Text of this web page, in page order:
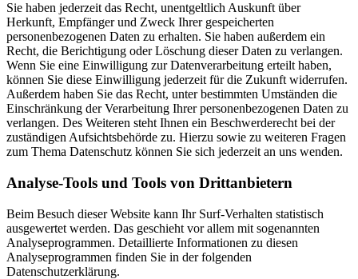
Sie haben jederzeit das Recht, unentgeltlich Auskunft über
Herkunft, Empfänger und Zweck Ihrer gespeicherten
personenbezogenen Daten zu erhalten. Sie haben außerdem ein
Recht, die Berichtigung oder Löschung dieser Daten zu verlangen.
Wenn Sie eine Einwilligung zur Datenverarbeitung erteilt haben,
können Sie diese Einwilligung jederzeit für die Zukunft widerrufen.
Außerdem haben Sie das Recht, unter bestimmten Umständen die
Einschränkung der Verarbeitung Ihrer personenbezogenen Daten zu
verlangen. Des Weiteren steht Ihnen ein Beschwerderecht bei der
zuständigen Aufsichtsbehörde zu. Hierzu sowie zu weiteren Fragen
zum Thema Datenschutz können Sie sich jederzeit an uns wenden.
Analyse-Tools und Tools von Dritt­anbietern
Beim Besuch dieser Website kann Ihr Surf-Verhalten statistisch
ausgewertet werden. Das geschieht vor allem mit sogenannten
Analyseprogrammen. Detaillierte Informationen zu diesen
Analyseprogrammen finden Sie in der folgenden
Datenschutzerklärung.